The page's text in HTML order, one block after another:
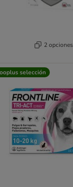
2 opciones
selección